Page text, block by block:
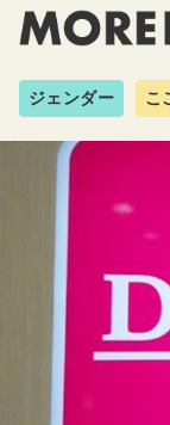
ジェンダー こ